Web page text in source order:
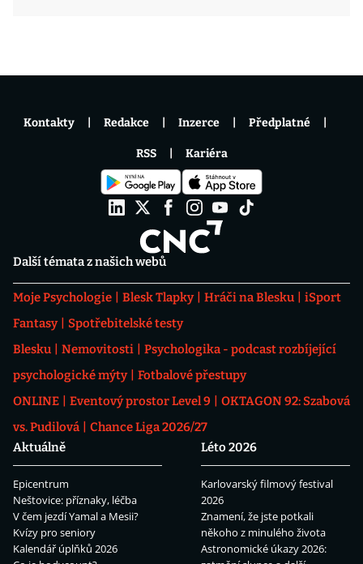
Další témata z našich webů
Moje Psychologie Blesk Tlapky Hráči na Blesku
iSport
Fantasy
Spotřebitelské testy
Blesku
Nemovitosti
Psychologika - podcast rozbíjející
psychologické mýty
Fotbalové přestupy
ONLINE
Eventový prostor Level 9
OKTAGON 92: Szabová
vs. Pudilová
Chance Liga 2026/27
Aktuálně
Epicentrum
Neštovice: příznaky, léčba
V čem jezdí Yamal a Mesii?
Kvízy pro seniory
Kalendář úplňků 2026
Léto 2026
Karlovarský filmový festival
2026
Znamení, že jste potkali
někoho z minulého života
Astronomické úkazy 2026:
Kontakty Redakce Inzerce Předplatné
RSS Kariéra